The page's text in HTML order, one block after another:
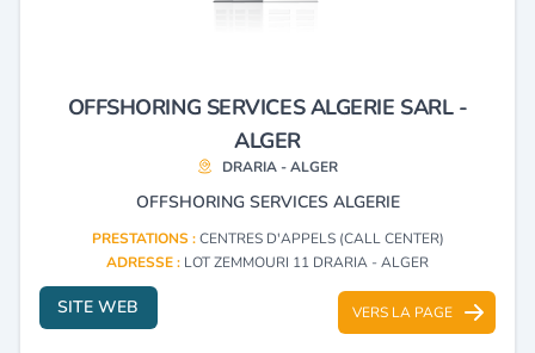
OFFSHORING SERVICES ALGERIE SARL -
ALGER
DRARIA - ALGER
OFFSHORING SERVICES ALGERIE
PRESTATIONS :CENTRES D'APPELS (CALL CENTER)
ADRESSE : LOT ZEMMOURI 11 DRARIA - ALGER
SITE WEB VERS LA PAGE